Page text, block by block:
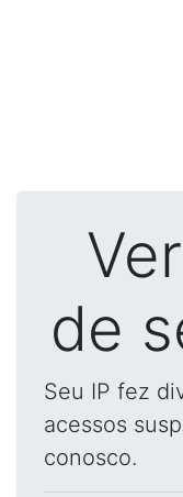
de
Seu IP fez
acessos
conosco.